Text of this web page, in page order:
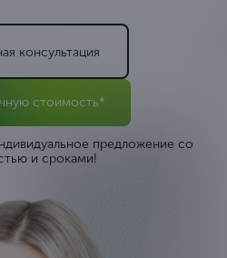
консультация
стоимость*
предложение со
и сроками!